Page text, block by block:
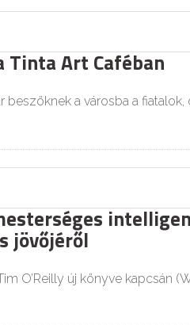
Tinta Art Caféban
beszöknek a városba a
jövőjéről
O’Reilly új könyve kapcsán